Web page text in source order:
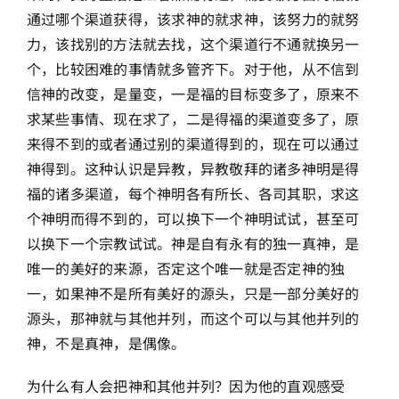
通过哪个渠道获得，该求神的就求神，该努力的就努
力，该找别的方法就去找，这个渠道行不通就换另一
个，比较困难的事情就多管齐下。对于他，从不信到
信神的改变，是量变，一是福的目标变多了，原来不
求某些事情、现在求了，二是得福的渠道变多了，原
来得不到的或者通过别的渠道得到的，现在可以通过
神得到。这种认识是异教，异教敬拜的诸多神明是得
福的诸多渠道，每个神明各有所长、各司其职，求这
个神明而得不到的，可以换下一个神明试试，甚至可
以换下一个宗教试试。神是自有永有的独一真神，是
唯一的美好的来源，否定这个唯一就是否定神的独
一，如果神不是所有美好的源头，只是一部分美好的
源头，那神就与其他并列，而这个可以与其他并列的
神，不是真神，是偶像。
为什么有人会把神和其他并列？因为他的直观感受